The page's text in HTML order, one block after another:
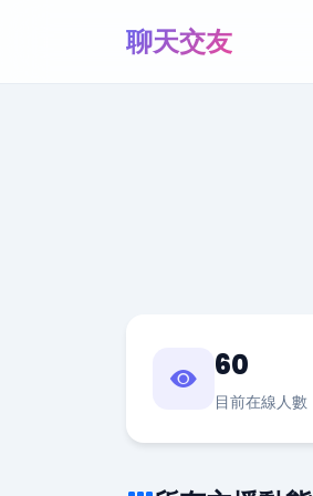
聊天交友
60
目前在線人數